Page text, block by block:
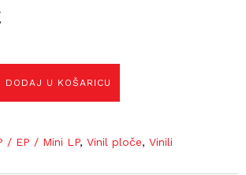
DODAJ U KOŠARICU
/ EP / Mini LP, Vinil ploče, Vinili